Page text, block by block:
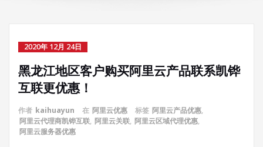
2020年 12月 24日
黑龙江地区客户购买阿里云产品联系凯铧
互联更优惠！
作者 kaihuayun 在 阿里云优惠 标签 阿里云产品优惠,
阿里云代理商凯铧互联, 阿里云关联, 阿里云区域代理优惠,
阿里云服务器优惠